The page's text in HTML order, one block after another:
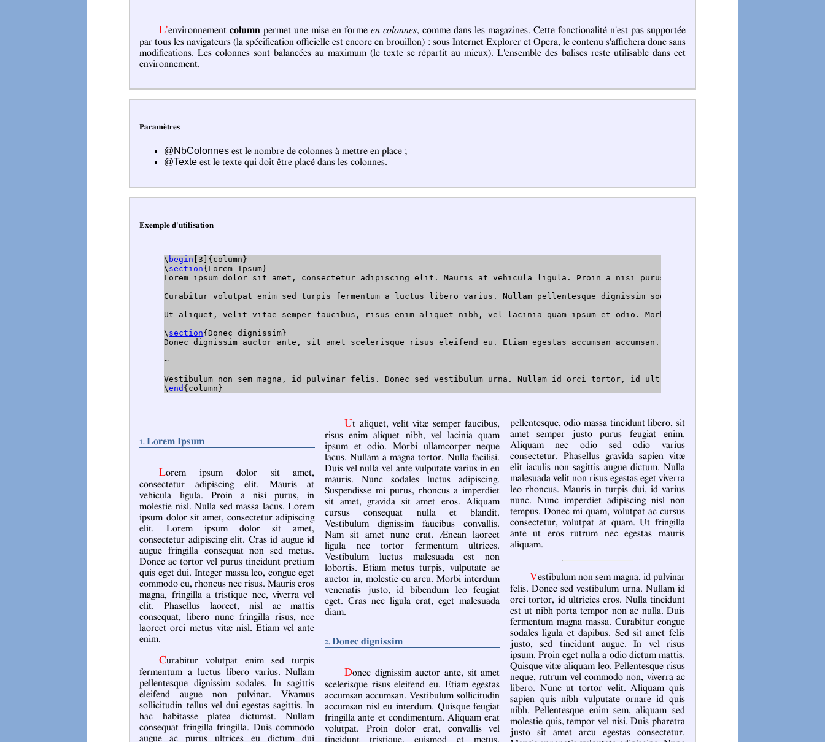
L'environnementcolumn permet une mise en formeen colonnes, comme dans les magazines. Cette fonctionalité n'est pas supportée
par tous les navigateurs (la spécification officielle est encore en brouillon) : sous Internet Explorer et Opera, le contenu s'affichera donc sans
modifications. Les colonnes sont balancées au maximum (le texte se répartit au mieux). L'ensemble des balises reste utilisable dans cet
environnement.
Paramètres
@NbColonnes est le nombre de colonnes à mettre en place ;
@Texte est le texte qui doit être placé dans les colonnes.
Exemple d'utilisation
\ begin [3]{column}
\ section{Lorem Ipsum}
Lorem ipsum dolor sit amet, consectetur adipiscing elit. Mauris at vehicula ligula. Proin a nisi purus, in molestie nisl. Nulla sed
Curabitur volutpat enim sed turpis fermentum a luctus libero varius. Nullam pellentesque dignissim sodales. In sagittis eleifend
Ut aliquet, velit vitae semper faucibus, risus enim aliquet nibh, vel lacinia quam ipsum et odio. Morbi ullamcorper neque lacus.
\ section{Donec dignissim}
Donec dignissim auctor ante, sit amet scelerisque risus eleifend eu. Etiam egestas accumsan accumsan. Vestibulum sollicitudin
~
Vestibulum non sem magna, id pulvinar felis. Donec sed vestibulum urna. Nullam id orci tortor, id ultricies eros. Nulla tincidunt est
\end {column}
Lorem Ipsum
Lorem ipsum dolor sit amet,
consectetur adipiscing elit. Mauris at
vehicula ligula. Proin a nisi purus, in
molestie nisl. Nulla sed massa lacus. Lorem
ipsum dolor sit amet, consectetur adipiscing
elit. Lorem ipsum dolor sit amet,
consectetur adipiscing elit. Cras id augue id
augue fringilla consequat non sed metus.
Donec ac tortor vel purus tincidunt pretium
quis eget dui. Integer massa leo, congue eget
commodo eu, rhoncus nec risus. Mauris eros
magna, fringilla a tristique nec, viverra vel
elit. Phasellus laoreet, nisl ac mattis
consequat, libero nunc fringilla risus, nec
laoreet orci metus vitæ nisl. Etiam vel ante
enim.
Curabitur volutpat enim sed turpis
fermentum a luctus libero varius. Nullam
pellentesque dignissim sodales. In sagittis
eleifend augue non pulvinar. Vivamus
sollicitudin tellus vel dui egestas sagittis. In
hac habitasse platea dictumst. Nullam
consequat fringilla fringilla. Duis commodo
augue ac purus ultrices eu dictum dui
Ut aliquet, velit vitæ semper faucibus,
risus enim aliquet nibh, vel lacinia quam
ipsum et odio. Morbi ullamcorper neque
lacus. Nullam a magna tortor. Nulla facilisi.
Duis vel nulla vel ante vulputate varius in eu
mauris. Nunc sodales luctus adipiscing.
Suspendisse mi purus, rhoncus a imperdiet
sit amet, gravida sit amet eros. Aliquam
cursus consequat nulla et blandit.
Vestibulum dignissim faucibus convallis.
Nam sit amet nunc erat. Ænean laoreet
ligula nec tortor fermentum ultrices.
Vestibulum luctus malesuada est non
lobortis. Etiam metus turpis, vulputate ac
auctor in, molestie eu arcu. Morbi interdum
venenatis justo, id bibendum leo feugiat
eget. Cras nec ligula erat, eget malesuada
diam.
Donec dignissim
Donec dignissim auctor ante, sit amet
scelerisque risus eleifend eu. Etiam egestas
accumsan accumsan. Vestibulum sollicitudin
accumsan nisl eu interdum. Quisque feugiat
fringilla ante et condimentum. Aliquam erat
volutpat. Proin dolor erat, convallis vel
tincidunt tristique, euismod et metus.
pellentesque, odio massa tincidunt libero, sit
amet semper justo purus feugiat enim.
Aliquam nec odio sed odio varius
consectetur. Phasellus gravida sapien vitæ
elit iaculis non sagittis augue dictum. Nulla
malesuada velit non risus egestas eget viverra
leo rhoncus. Mauris in turpis dui, id varius
nunc. Nunc imperdiet adipiscing nisl non
tempus. Donec mi quam, volutpat ac cursus
consectetur, volutpat at quam. Ut fringilla
ante ut eros rutrum nec egestas mauris
aliquam.
Vestibulum non sem magna, id pulvinar
felis. Donec sed vestibulum urna. Nullam id
orci tortor, id ultricies eros. Nulla tincidunt
est ut nibh porta tempor non ac nulla. Duis
fermentum magna massa. Curabitur congue
sodales ligula et dapibus. Sed sit amet felis
justo, sed tincidunt augue. In vel risus
ipsum. Proin eget nulla a odio dictum mattis.
Quisque vitæ aliquam leo. Pellentesque risus
neque, rutrum vel commodo non, viverra ac
libero. Nunc ut tortor velit. Aliquam quis
sapien quis nibh vulputate ornare id quis
nibh. Pellentesque enim sem, aliquam sed
molestie quis, tempor vel nisi. Duis pharetra
justo sit amet arcu egestas consectetur.